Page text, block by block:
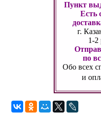
Пункт
Есть
г.
1-2
по
Обо всех
и